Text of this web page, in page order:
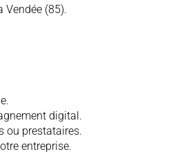
Vendée (85).
digital.
ou prestataires.
entreprise.